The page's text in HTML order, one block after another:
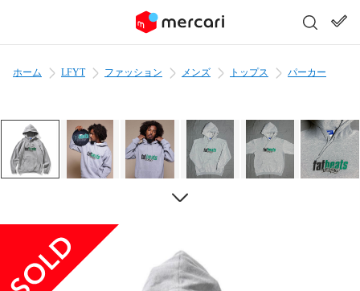
ホーム LFYT ファッション メンズ トップス パーカー